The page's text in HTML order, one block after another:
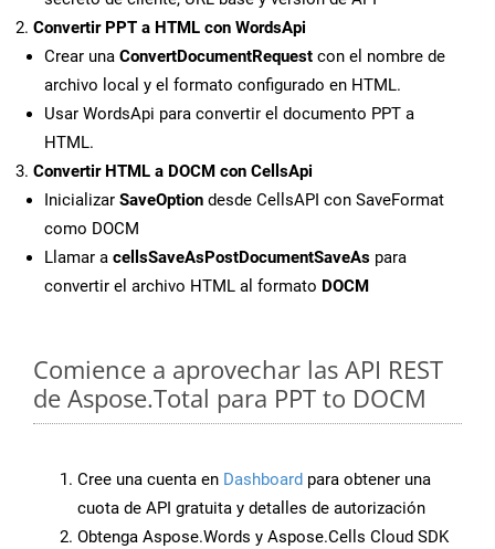
Convertir PPT a HTML con WordsApi
Crear una ConvertDocumentRequest con el nombre de
archivo local y el formato configurado en HTML.
Usar WordsApi para convertir el documento PPT a
HTML.
Convertir HTML a DOCM con CellsApi
Inicializar SaveOption desde CellsAPI con SaveFormat
como DOCM
Llamar a cellsSaveAsPostDocumentSaveAs para
convertir el archivo HTML al formato DOCM
Comience a aprovechar las API REST
de Aspose.Total para PPT to DOCM
Cree una cuenta en Dashboard para obtener una
cuota de API gratuita y detalles de autorización
Obtenga Aspose.Words y Aspose.Cells Cloud SDK